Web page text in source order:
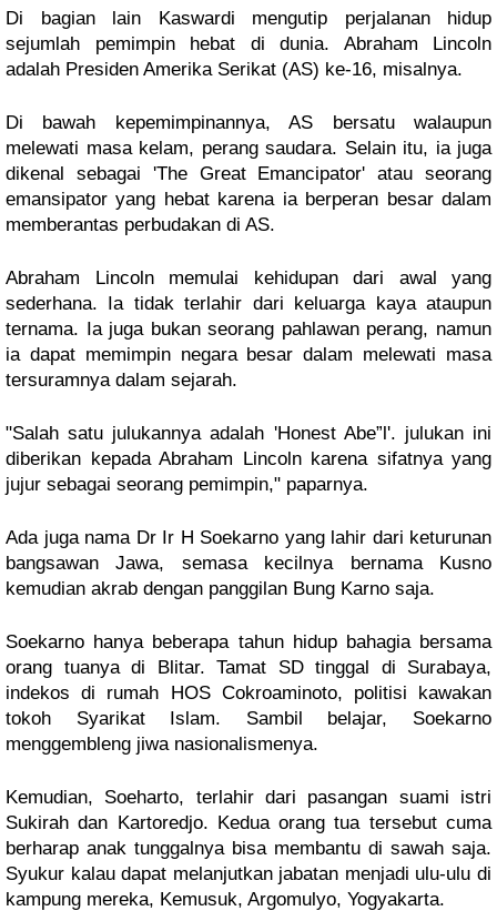
Di bagian lain Kaswardi mengutip perjalanan hidup
sejumlah pemimpin hebat di dunia. Abraham Lincoln
adalah Presiden Amerika Serikat (AS) ke-16, misalnya.
Di bawah kepemimpinannya, AS bersatu walaupun
melewati masa kelam, perang saudara. Selain itu, ia juga
dikenal sebagai 'The Great Emancipator' atau seorang
emansipator yang hebat karena ia berperan besar dalam
memberantas perbudakan di AS.
Abraham Lincoln memulai kehidupan dari awal yang
sederhana. Ia tidak terlahir dari keluarga kaya ataupun
ternama. Ia juga bukan seorang pahlawan perang, namun
ia dapat memimpin negara besar dalam melewati masa
tersuramnya dalam sejarah.
"Salah satu julukannya adalah 'Honest Abe”l'. julukan ini
diberikan kepada Abraham Lincoln karena sifatnya yang
jujur sebagai seorang pemimpin," paparnya.
Ada juga nama Dr Ir H Soekarno yang lahir dari keturunan
bangsawan Jawa, semasa kecilnya bernama Kusno
kemudian akrab dengan panggilan Bung Karno saja.
Soekarno hanya beberapa tahun hidup bahagia bersama
orang tuanya di Blitar. Tamat SD tinggal di Surabaya,
indekos di rumah HOS Cokroaminoto, politisi kawakan
tokoh Syarikat Islam. Sambil belajar, Soekarno
menggembleng jiwa nasionalismenya.
Kemudian, Soeharto, terlahir dari pasangan suami istri
Sukirah dan Kartoredjo. Kedua orang tua tersebut cuma
berharap anak tunggalnya bisa membantu di sawah saja.
Syukur kalau dapat melanjutkan jabatan menjadi ulu-ulu di
kampung mereka, Kemusuk, Argomulyo, Yogyakarta.